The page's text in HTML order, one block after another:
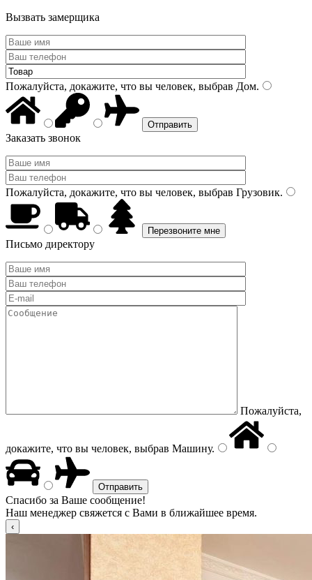
Вызвать замерщика
Пожалуйста, докажите, что вы человек, выбрав Дом.
Заказать звонок
Пожалуйста, докажите, что вы человек, выбрав Грузовик.
Письмо директору
Пожалуйста,
докажите, что вы человек, выбрав Машину.
Спасибо за Ваше сообщение!
Наш менеджер свяжется с Вами в ближайшее время.